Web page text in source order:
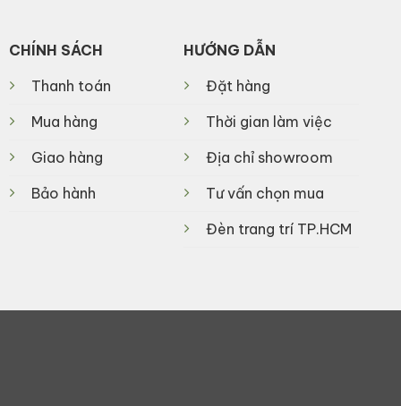
CHÍNH SÁCH
Thanh toán
Mua hàng
Giao hàng
Bảo hành
HƯỚNG DẪN
Đặt hàng
Thời gian làm việc
Địa chỉ showroom
Tư vấn chọn mua
Đèn trang trí TP.HCM